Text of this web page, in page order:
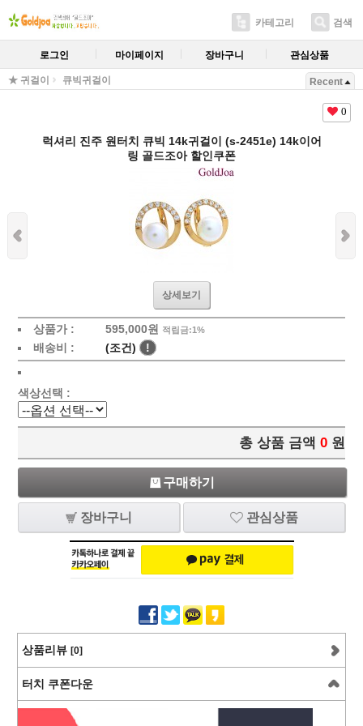
카테고리 검색
로그인 마이페이지 장바구니 관심상품
★ 귀걸이 큐빅귀걸이 Recent
0
럭셔리 진주 원터치 큐빅 14k귀걸이 (s-2451e) 14k이어
링 골드조아 할인쿠폰
상세보기
상품가 : 595,000원 적립금:1%
배송비 : (조건) !
색상선택 :
총 상품 금액 0 원
구매하기
장바구니 관심상품
상품리뷰 [0]
터치 쿠폰다운